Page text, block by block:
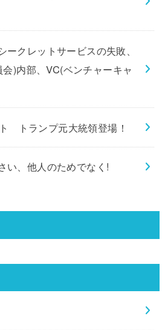
ークレットサービスの失敗、
)内部、VC(ベンチャーキャ
トランプ元大統領登場！
い、他人のためでなく!